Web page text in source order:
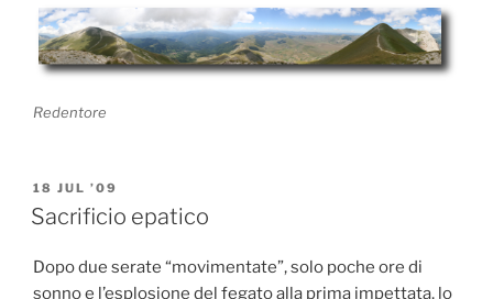
Redentore
POSTED
ON
18 JUL ’09
Sacrificio epatico
Dopo due serate “movimentate”, solo poche ore di
sonno e l’esplosione del fegato alla prima impettata, lo